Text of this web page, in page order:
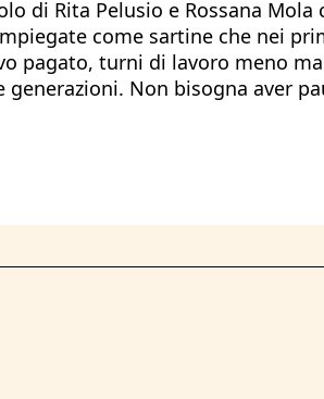
di Rita Pelusio e Rossana
come sartine che nei
pagato, turni di lavoro meno
Non bisogna aver